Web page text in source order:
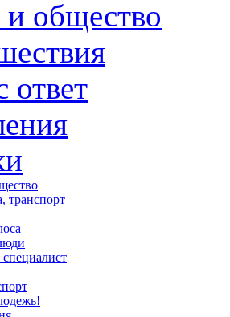
и общество
ответ
транспорт
специалист